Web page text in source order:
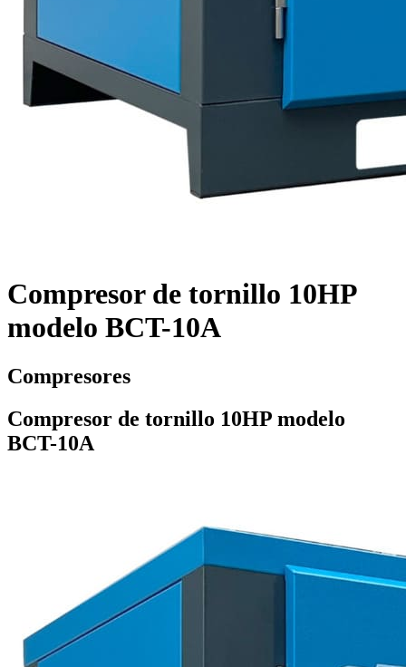
Compresor de tornillo 10HP
modelo BCT-10A
Compresores
Compresor de tornillo 10HP modelo
BCT-10A